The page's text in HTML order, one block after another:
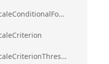
ig.excel.ColorScaleConditionalFormat
ig.excel.ColorScaleCriterionThreshold